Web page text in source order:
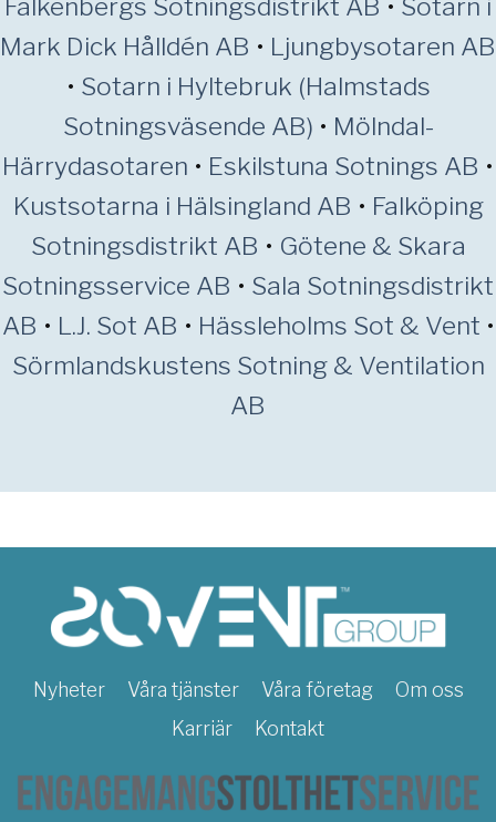
Falkenbergs Sotningsdistrikt AB • Sotarn i
Mark Dick Hålldén AB • Ljungbysotaren AB
• Sotarn i Hyltebruk (Halmstads
Sotningsväsende AB) • Mölndal-
Härrydasotaren • Eskilstuna Sotnings AB •
Kustsotarna i Hälsingland AB • Falköping
Sotningsdistrikt AB • Götene & Skara
Sotningsservice AB • Sala Sotningsdistrikt
AB • L.J. Sot AB • Hässleholms Sot & Vent •
Sörmlandskustens Sotning & Ventilation
AB
Nyheter Våra tjänster Våra företag
Om oss
Karriär
Kontakt